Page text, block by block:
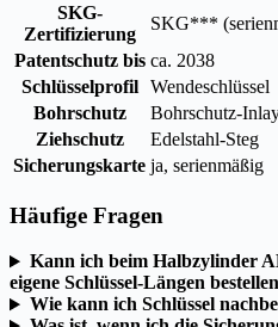
SKG-
Zertifizierung
SKG***
Patentschutz bis ca. 2038
Schlüsselprofil
Wendeschlüssel
Bohrschutz
Bohrschutz-
Ziehschutz
Edelstahl-Steg
Sicherungskarte ja, serienmäßig
Häufige Fragen
Kann ich beim Halbzylinder
eigene Schlüssel-Längen
Wie kann ich Schlüssel